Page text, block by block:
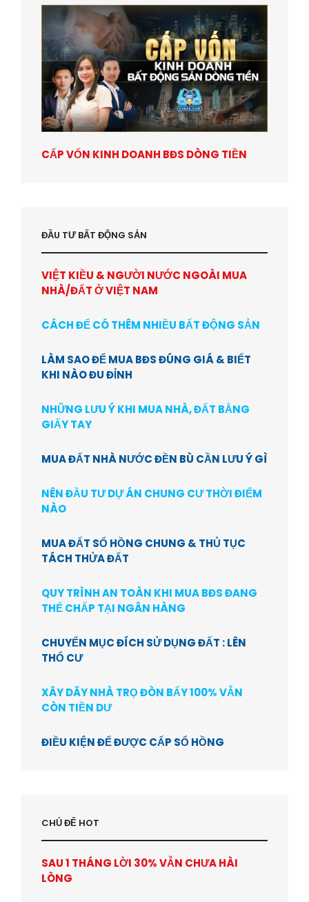
CẤP VỐN KINH DOANH BĐS DÒNG TIỀN
ĐẦU TƯ BẤT ĐỘNG SẢN
VIỆT KIỀU & NGƯỜI NƯỚC NGOÀI MUA
NHÀ/ĐẤT Ở VIỆT NAM
CÁCH ĐỂ CÓ THÊM NHIỀU BẤT ĐỘNG SẢN
LÀM SAO ĐỂ MUA BĐS ĐÚNG GIÁ & BIẾT
KHI NÀO ĐU ĐỈNH
NHỮNG LƯU Ý KHI MUA NHÀ, ĐẤT BẰNG
GIẤY TAY
MUA ĐẤT NHÀ NƯỚC ĐỀN BÙ CẦN LƯU Ý GÌ
NÊN ĐẦU TƯ DỰ ÁN CHUNG CƯ THỜI ĐIỂM
NÀO
MUA ĐẤT SỔ HỒNG CHUNG & THỦ TỤC
TÁCH THỬA ĐẤT
QUY TRÌNH AN TOÀN KHI MUA BĐS ĐANG
THẾ CHẤP TẠI NGÂN HÀNG
CHUYỂN MỤC ĐÍCH SỬ DỤNG ĐẤT : LÊN
THỔ CƯ
XÂY DÃY NHÀ TRỌ ĐÒN BẨY 100% VẪN
CÒN TIỀN DƯ
ĐIỀU KIỆN ĐỂ ĐƯỢC CẤP SỔ HỒNG
CHỦ ĐỂ HOT
SAU 1 THÁNG LỜI 30% VẪN CHƯA HÀI
LÒNG